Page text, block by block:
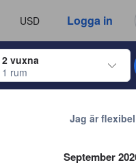
USD Logga in
välja
2 vuxna
1 rum
för att navigera
Jag är flexibel
September
du ser är därför alltid